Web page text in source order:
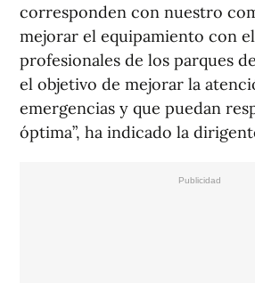
corresponden con nuestro
mejorar el equipamiento con
profesionales de los parques
el objetivo de mejorar la
emergencias y que puedan
óptima”, ha indicado la